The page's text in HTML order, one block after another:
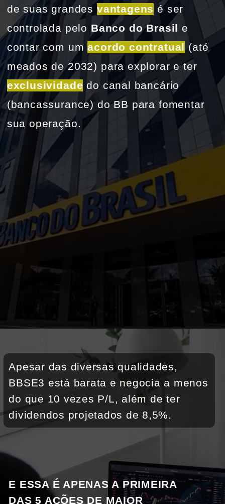
de suas grandes vantagens é ser
controlada pelo Banco do Brasil e
contar com um acordo contratual (até
exclusividade do canal bancário
(bancassurance) do BB para fomentar
sua operação.
E ESSA É APENAS A PRIMEIRA
DAS 5 AÇÕES DE MAIOR
Apesar das diversas qualidades,
BBSE3 está barata e negocia a menos
do que 10 vezes P/L, além de ter
dividendos projetados de 8,5%.